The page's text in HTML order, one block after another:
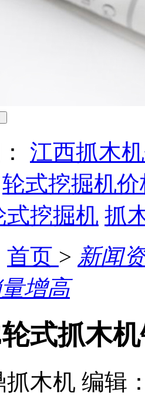
江西抓木
轮式挖掘机
式挖掘机 抓
首页 > 新闻
增高
式抓木
抓木机 编辑